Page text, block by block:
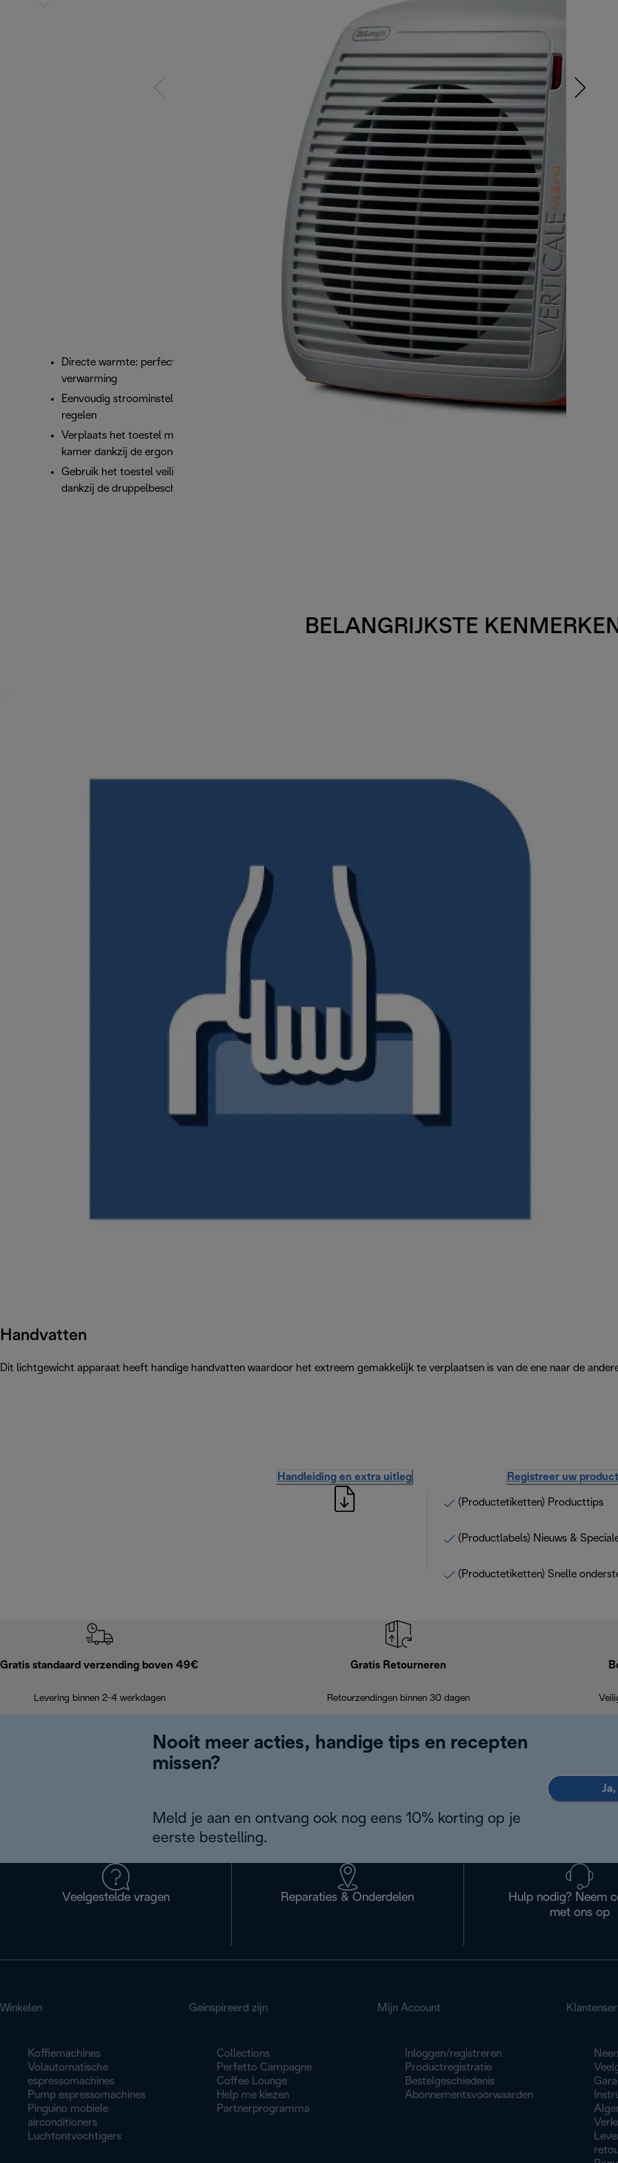
Directe warmte: perfect als persoonlijke
verwarming
Eenvoudig stroominstellingen en thermostaat
regelen
Verplaats het toestel moeiteloos naar elke
kamer dankzij de ergonomische handgreep
Gebruik het toestel veilig in jouw badkamer
dankzij de druppelbescherming
BELANGRIJKSTE
Handvatten
Dit lichtgewicht apparaat heeft handige handvatten waardoor het extreem gemakkelijk te verplaatsen is van de ene naar de
Handleiding en extra uitleg Registreer uw product
(Productetiketten) Producttips
(Productlabels) Nieuws &
(Productetiketten) Snelle
Gratis standaard verzending boven 49€
Levering binnen 2-4 werkdagen
Gratis Retourneren
Retourzendingen binnen 30 dagen
Nooit meer acties, handige tips en recepten
missen?
Meld je aan en ontvang ook nog eens 10% korting op je
eerste bestelling.
Veelgestelde vragen Reparaties & Onderdelen
Hulp nodig? Neem
met ons op
Winkelen
Koffiemachines
Volautomatische
espressomachines
Pump espressomachines
Pinguino mobiele
airconditioners
Luchtontvochtigers
Geinspireerd zijn
Collections
Perfetto Campagne
Coffee Lounge
Help me kiezen
Partnerprogramma
Mijn Account
Inloggen/registreren
Productregistratie
Bestelgeschiedenis
Abonnementsvoorwaarden